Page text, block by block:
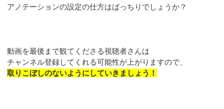
アノテーションの設定の仕方はばっちりでしょうか？
動画を最後まで観てくださる視聴者さんは
チャンネル登録してくれる可能性が上がりますので、
取りこぼしのないようにしていきましょう！